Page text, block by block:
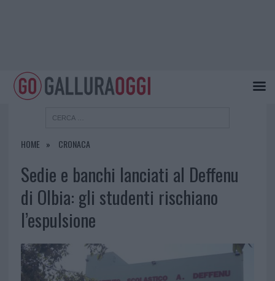
HOME CRONACA
Sedie e banchi lanciati al Deffenu
di Olbia: gli studenti rischiano
l’espulsione